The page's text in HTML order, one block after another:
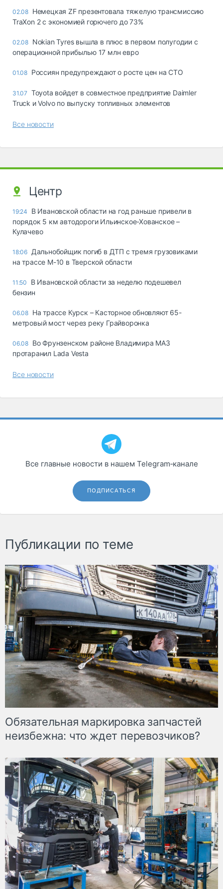
02.08 Немецкая ZF презентовала тяжелую трансмиссию
TraXon 2 с экономией горючего до 73%
02.08 Nokian Tyres вышла в плюс в первом полугодии с
операционной прибылью 17 млн евро
01.08 Россиян предупреждают о росте цен на СТО
31.07 Toyota войдет в совместное предприятие Daimler
Truck и Volvo по выпуску топливных элементов
Все новости
Центр
19:24
В Ивановской области на год раньше привели в
порядок 5 км автодороги Ильинское-Хованское –
Кулачево
18:06 Дальнобойщик погиб в ДТП с тремя грузовиками
на трассе М-10 в Тверской области
11:50
В Ивановской области за неделю подешевел
бензин
06.08 На трассе Курск – Касторное обновляют 65-
метровый мост через реку Грайворонка
06.08 Во Фрунзенском районе Владимира МАЗ
протаранил Lada Vesta
Все новости
Все главные новости в нашем Telegram‑канале
ПОДПИСАТЬСЯ
Публикации по теме
Обязательная маркировка запчастей
неизбежна: что ждет перевозчиков?